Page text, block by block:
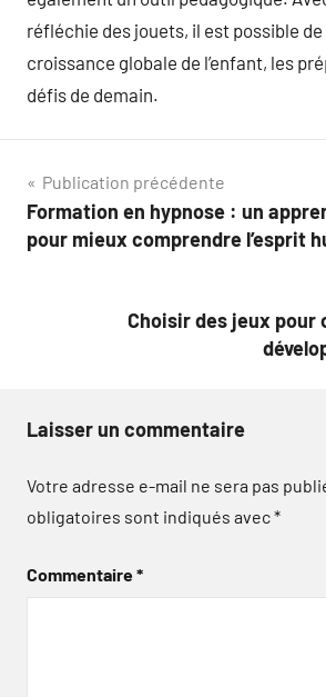
réfléchie des jouets, il est possible
croissance globale de l’enfant, les
défis de demain.
Navigation
de
Publication précédente
Formation en hypnose : un
pour mieux comprendre l’esprit
Choisir des jeux pour
Laisser un commentaire
Votre adresse e-mail ne sera pas
obligatoires sont indiqués avec*
Commentaire*